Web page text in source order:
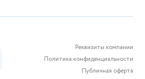
Реквизиты компании
Политика конфиденциальности
Публичная оферта